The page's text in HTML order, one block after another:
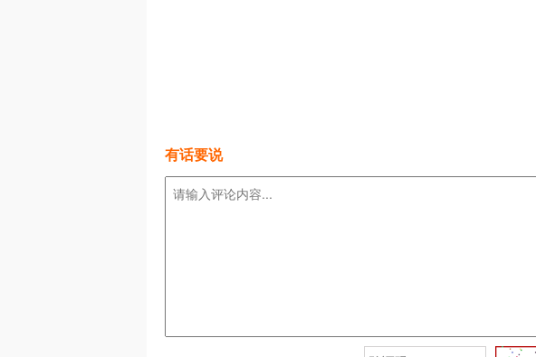
有话要说